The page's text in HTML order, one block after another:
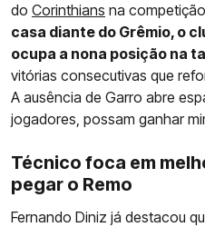
do Corinthians na
casa diante do Grêmio, o
ocupa a nona posição na
vitórias consecutivas que
A ausência de Garro abre
jogadores, possam ganhar
Técnico foca em
pegar o Remo
Fernando Diniz já destacou